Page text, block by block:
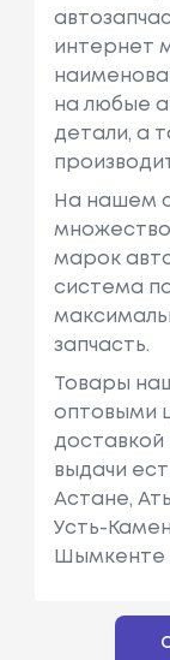
интернет
на любые
детали, а
На нашем
марок
система
запчасть.
Товары
оптовыми
доставкой
выдачи
Астане,
Усть-
Шымкенте